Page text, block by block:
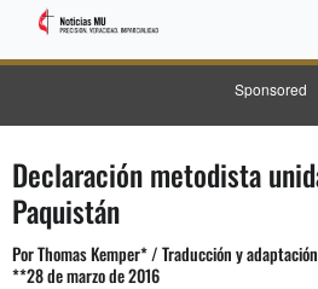
Sponsored
Declaración metodista
Paquistán
Por Thomas Kemper* / Traducción y
**28 de marzo de 2016